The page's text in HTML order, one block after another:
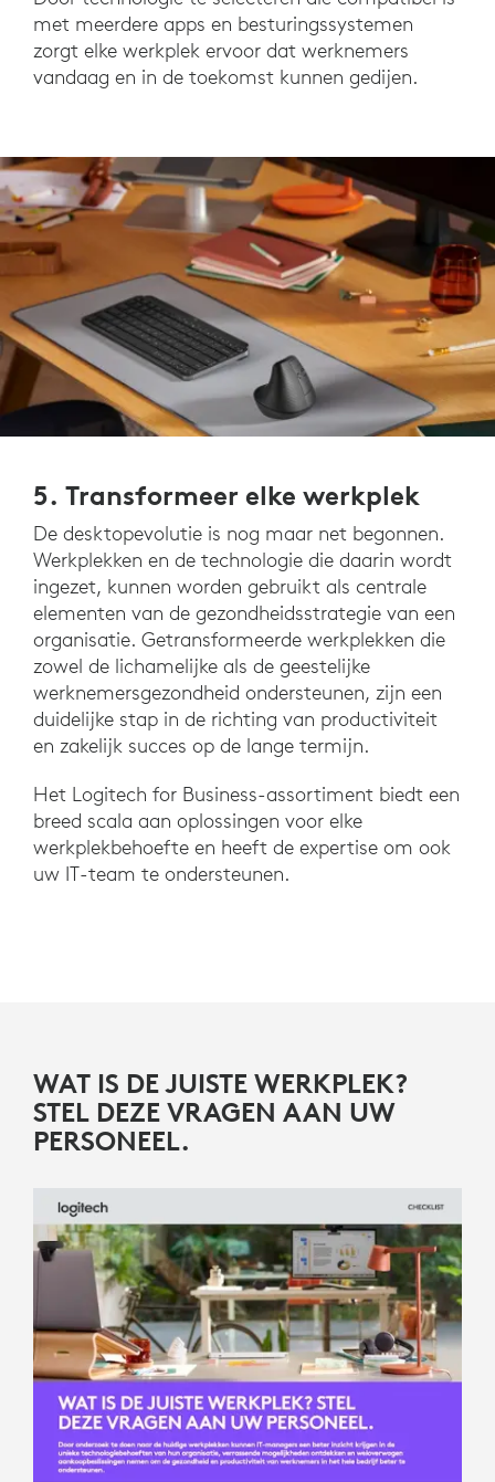
met meerdere apps en besturingssystemen
zorgt elke werkplek ervoor dat werknemers
vandaag en in de toekomst kunnen gedijen.
5. Transformeer elke werkplek
De desktopevolutie is nog maar net begonnen.
Werkplekken en de technologie die daarin wordt
ingezet, kunnen worden gebruikt als centrale
elementen van de gezondheidsstrategie van een
organisatie. Getransformeerde werkplekken die
zowel de lichamelijke als de geestelijke
werknemersgezondheid ondersteunen, zijn een
duidelijke stap in de richting van productiviteit
en zakelijk succes op de lange termijn.
Het Logitech for Business-assortiment biedt een
breed scala aan oplossingen voor elke
werkplekbehoefte en heeft de expertise om ook
uw IT-team te ondersteunen.
WAT IS DE JUISTE WERKPLEK?
STEL DEZE VRAGEN AAN UW
PERSONEEL.